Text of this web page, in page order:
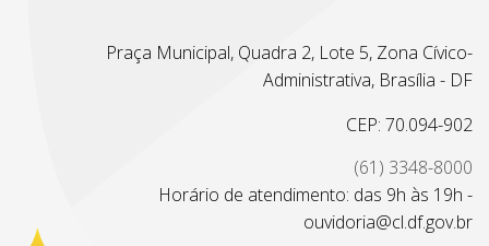
Praça Municipal, Quadra 2, Lote 5, Zona Cívico-
Administrativa, Brasília - DF
CEP: 70.094-902
(61) 3348-8000
Horário de atendimento: das 9h às 19h -
ouvidoria@cl.df.gov.br